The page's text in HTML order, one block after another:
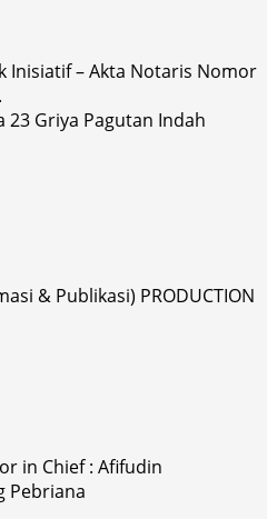
Inisiatif – Akta Notaris Nomor
23 Griya Pagutan Indah
& Publikasi) PRODUCTION
in Chief : Afifudin
Pebriana